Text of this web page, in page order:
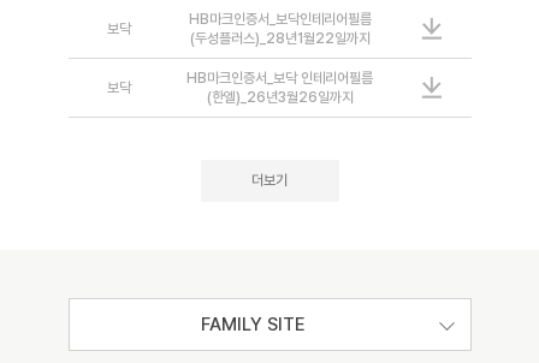
보닥
HB마크인증서_보닥인테리어필름
(두성플러스)_28년1월22일까지
보닥
HB마크인증서_보닥 인테리어필름
(한엘)_26년3월26일까지
더보기
FAMILY SITE